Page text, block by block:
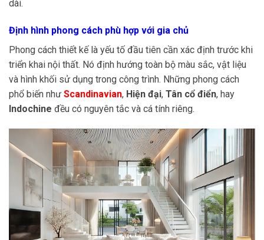
dài.
Định hình phong cách phù hợp với gia chủ
Phong cách thiết kế là yếu tố đầu tiên cần xác định trước khi
triển khai nội thất. Nó định hướng toàn bộ màu sắc, vật liệu
và hình khối sử dụng trong công trình. Những phong cách
phổ biến như Scandinavian, Hiện đại, Tân cổ điển, hay
Indochine đều có nguyên tắc và cá tính riêng.